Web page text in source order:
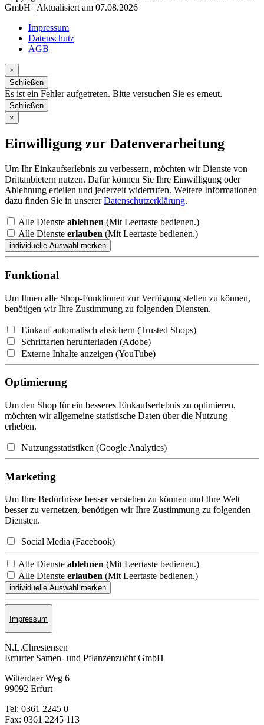
GmbH | Aktualisiert am 07.08.2026
Impressum
Datenschutz
AGB
×
Schließen
Es ist ein Fehler aufgetreten. Bitte versuchen Sie es erneut.
Schließen
×
Einwilligung zur Datenverarbeitung
Um Ihr Einkaufserlebnis zu verbessern, möchten wir Dienste von
Drittanbietern nutzen. Dafür können Sie Ihre Einwilligung oder
Ablehnung erteilen und jederzeit widerrufen. Weitere Informationen
dazu finden Sie in unsererDatenschutzerklärung.
Alle Dienste ablehnen (Mit Leertaste bedienen.)
Alle Dienste erlauben (Mit Leertaste bedienen.)
Funktional
Um Ihnen alle Shop-Funktionen zur Verfügung stellen zu können,
benötigen wir Ihre Zustimmung zu folgenden Diensten.
Einkauf automatisch absichern (Trusted Shops)
Schriftarten herunterladen (Adobe)
Externe Inhalte anzeigen (YouTube)
Optimierung
Um den Shop für ein besseres Einkaufserlebnis zu optimieren,
möchten wir allgemeine statistische Daten über die Nutzung
erheben.
Nutzungsstatistiken (Google Analytics)
Marketing
Um Ihre Bedürfnisse besser verstehen zu können und Ihre Welt
besser zu vernetzen, benötigen wir Ihre Zustimmung zu folgenden
Diensten.
Social Media (Facebook)
Alle Dienste ablehnen (Mit Leertaste bedienen.)
Alle Dienste erlauben (Mit Leertaste bedienen.)
Impressum
N.L.Chrestensen
Erfurter Samen- und Pflanzen­zucht GmbH
Witterdaer Weg 6
99092 Erfurt
Tel: 0361 2245 0
Fax: 0361 2245 113